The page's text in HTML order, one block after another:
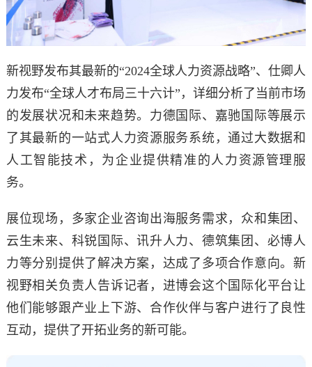
新视野发布其最新的“2024全球人力资源战略”、仕卿人
力发布“全球人才布局三十六计”，详细分析了当前市场
的发展状况和未来趋势。力德国际、嘉驰国际等展示
了其最新的一站式人力资源服务系统，通过大数据和
人工智能技术，为企业提供精准的人力资源管理服
务。
展位现场，多家企业咨询出海服务需求，众和集团、
云生未来、科锐国际、讯升人力、德筑集团、必博人
力等分别提供了解决方案，达成了多项合作意向。新
视野相关负责人告诉记者，进博会这个国际化平台让
他们能够跟产业上下游、合作伙伴与客户进行了良性
互动，提供了开拓业务的新可能。